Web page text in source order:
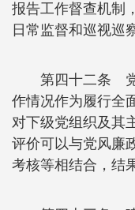
报告工作督查机制
日常监督和巡视巡
第四十二条
作情况作为履行全
对下级党组织及其
评价可以与党风廉
考核等相结合，结